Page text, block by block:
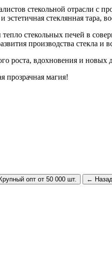
стекольной отрасли с
эстетичная стеклянная
стекольных печей в
производства стекла и
роста, вдохновения и
прозрачная магия!
Крупный опт от 50 000 шт. ←